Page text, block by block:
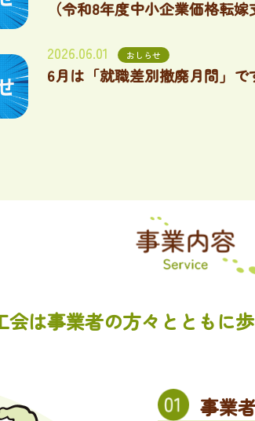
（令和8年度中小企業価格転嫁
2026.06.01 おしらせ
6月は「就職差別撤廃月間」で
会は事業者の方々とともに
事業